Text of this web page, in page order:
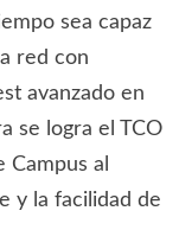
sea capaz
red con
avanzado en
se logra el TCO
al
y la facilidad de